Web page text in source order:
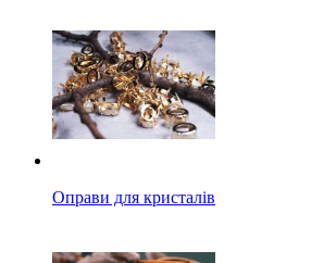
Оправи для кристалів